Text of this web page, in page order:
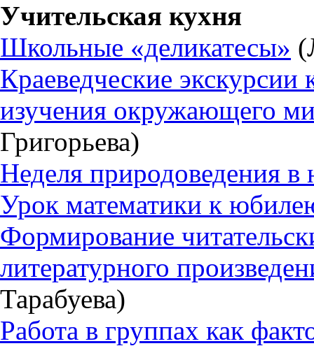
Учительская кухня
Школьные «деликатесы»
Краеведческие
изучения окружающего
Григорьева)
Неделя природоведения в
Урок математики к
Формирование
литературного
Тарабуева)
Работа в группах как